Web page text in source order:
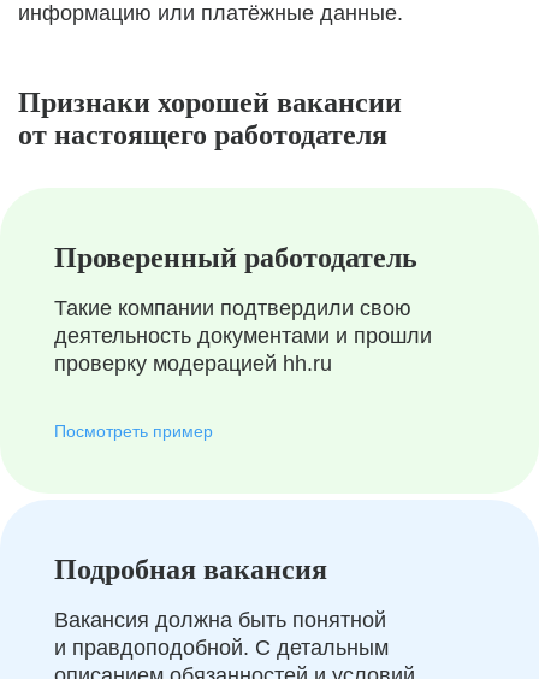
информацию или платёжные данные.
Признаки хорошей вакансии
от настоящего работодателя
Проверенный работодатель
Такие компании подтвердили свою
деятельность документами и прошли
проверку модерацией hh.ru
Посмотреть пример
Подробная вакансия
Вакансия должна быть понятной
и правдоподобной. С детальным